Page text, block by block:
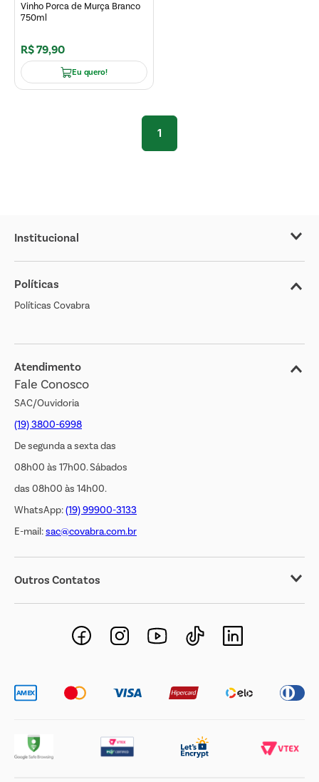
Vinho Porca de Murça Branco
750ml
R$79,90
Eu quero!
1
Institucional
Sobre o Covabra
Nossas Lojas
Cliente Bem Estar
Jornal de Ofertas
Transparência Salarial
Políticas
Políticas Covabra
Atendimento
Fale Conosco
SAC/Ouvidoria
(19) 3800-6998
De segunda a sexta das
08h00 às 17h00. Sábados
das 08h00 às 14h00.
WhatsApp:(19) 99900-3133
E-mail:sac@covabra.com.br
Outros Contatos
Negócios Imobiliários
Novos Fornecedores